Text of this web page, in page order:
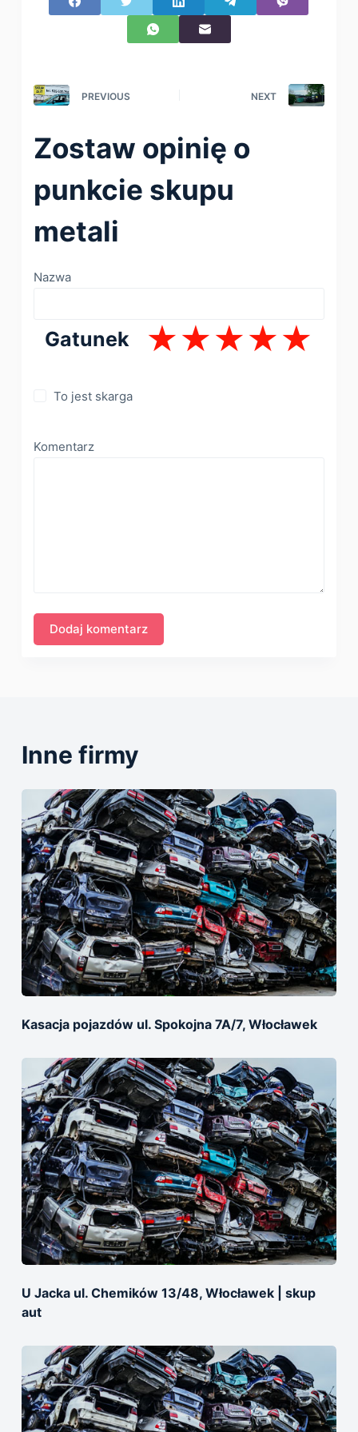
PREVIOUS NEXT
Zostaw opinię o
punkcie skupu
metali
Nazwa
Gatunek
To jest skarga
Komentarz
Inne firmy
Kasacja pojazdów ul. Spokojna 7A/7, Włocławek
U Jacka ul. Chemików 13/48, Włocławek | skup
aut